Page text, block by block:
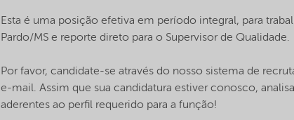
Esta é uma posição efetiva em período integral, para
Pardo/MS e reporte direto para o Supervisor de Qualidade.
Por favor, candidate-se através do nosso sistema de
e-mail. Assim que sua candidatura estiver conosco,
aderentes ao perfil requerido para a função!